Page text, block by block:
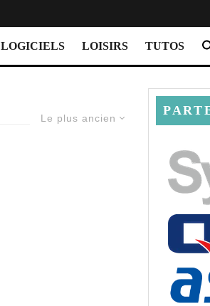
LOGICIELS LOISIRS TUTOS
Le plus ancien